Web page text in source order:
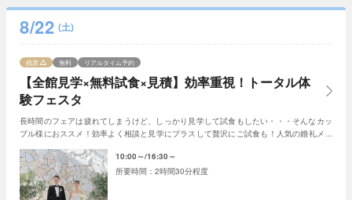
8/22 (土)
【全館見学×無料試食×見積】効率重視！トータル体
験フェスタ
残席 無料 リアルタイム予約
長時間のフェアは疲れてしまうけど、しっかり見学して試食もしたい・・・そんなカッ
プル様におススメ！効率よく相談と見学にプラスして贅沢にご試食も！人気の婚礼メニ
10:00～ 16:30～
2時間30分程度